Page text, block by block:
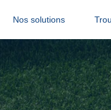
Nos solutions